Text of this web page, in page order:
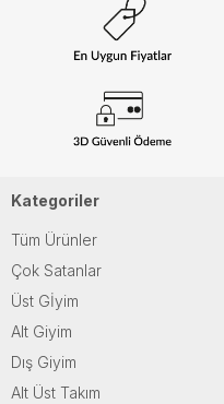
Kategoriler
Tüm Ürünler
Çok Satanlar
Üst Gİyim
Alt Giyim
Dış Giyim
Alt Üst Takım